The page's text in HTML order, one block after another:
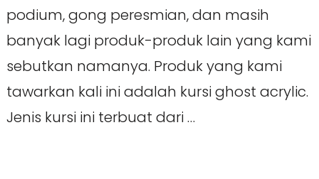
podium, gong peresmian, dan masih
banyak lagi produk-produk lain yang kami
sebutkan namanya. Produk yang kami
tawarkan kali ini adalah kursi ghost acrylic.
Jenis kursi ini terbuat dari …